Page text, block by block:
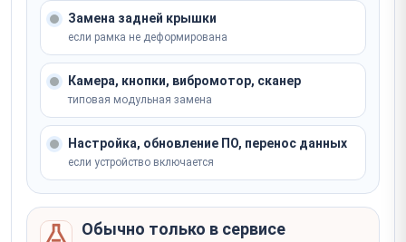
Замена задней крышки
если рамка не деформирована
Камера, кнопки, вибромотор, сканер
типовая модульная замена
Настройка, обновление ПО, перенос данных
если устройство включается
Обычно только в сервисе